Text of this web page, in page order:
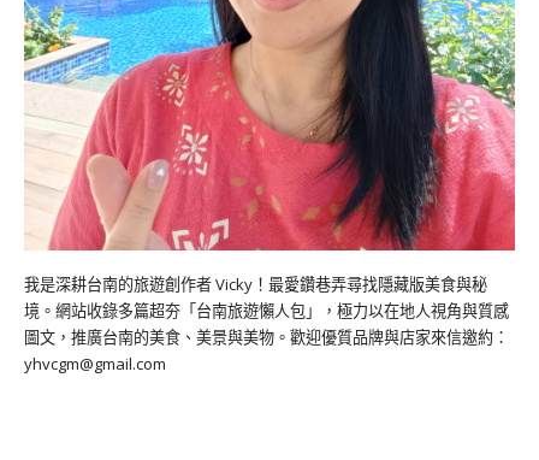
我是深耕台南的旅遊創作者 Vicky！最愛鑽巷弄尋找隱藏版美食與秘
境。網站收錄多篇超夯「台南旅遊懶人包」，極力以在地人視角與質感
圖文，推廣台南的美食、美景與美物。歡迎優質品牌與店家來信邀約：
yhvcgm@gmail.com